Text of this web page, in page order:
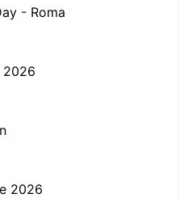
- Roma
2026
2026